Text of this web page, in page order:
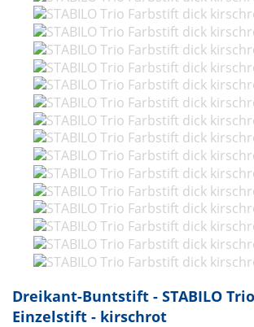
Dreikant-Buntstift - STABILO
Einzelstift - kirschrot